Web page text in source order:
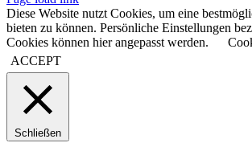
Mail
Diese Website nutzt Cookies, um eine
bieten zu können. Persönliche Einstellungen
Cookies können hier angepasst werden.
ACCEPT
Schließen